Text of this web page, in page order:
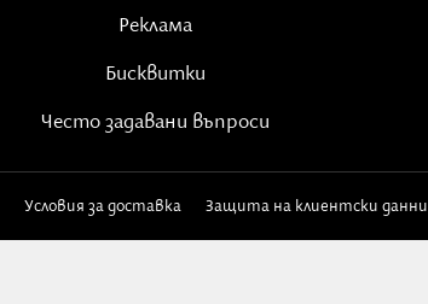
Реклама
Бисквитки
Често задавани въпроси
Условия за доставка Защита на клиентски данни